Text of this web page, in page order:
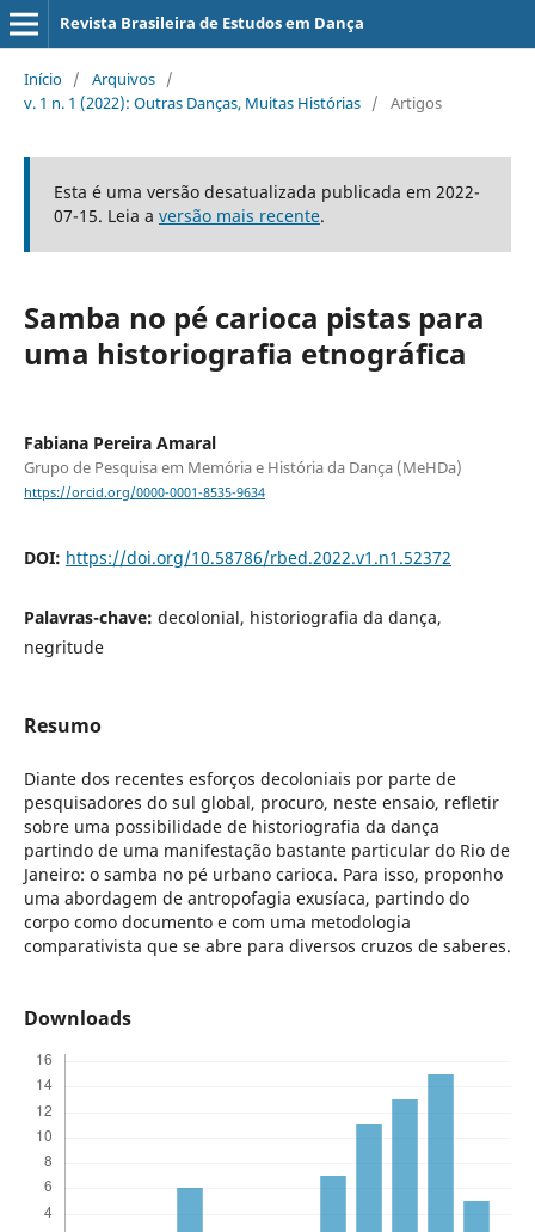
Revista Brasileira de Estudos em Dança
Início / Arquivos /
v. 1 n. 1 (2022): Outras Danças, Muitas Histórias / Artigos
Esta é uma versão desatualizada publicada em 2022-
07-15. Leia a versão mais recente.
Samba no pé carioca pistas para
uma historiografia etnográfica
Fabiana Pereira Amaral
Grupo de Pesquisa em Memória e História da Dança (MeHDa)
https://orcid.org/0000-0001-8535-9634
DOI: https://doi.org/10.58786/rbed.2022.v1.n1.52372
Palavras-chave: decolonial, historiografia da dança,
negritude
Resumo
Diante dos recentes esforços decoloniais por parte de
pesquisadores do sul global, procuro, neste ensaio, refletir
sobre uma possibilidade de historiografia da dança
partindo de uma manifestação bastante particular do Rio de
Janeiro: o samba no pé urbano carioca. Para isso, proponho
uma abordagem de antropofagia exusíaca, partindo do
corpo como documento e com uma metodologia
comparativista que se abre para diversos cruzos de saberes.
Downloads